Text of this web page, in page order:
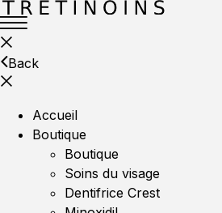
Back
Accueil
Boutique
Boutique
Soins du visage
Dentifrice Crest